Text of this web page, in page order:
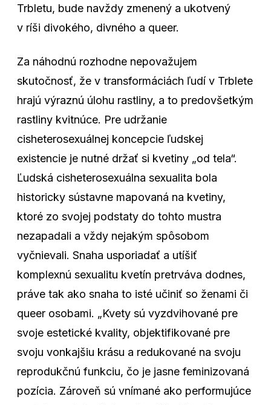
Trbletu, bude navždy zmenený a ukotvený
v ríši divokého, divného a queer.
Za náhodnú rozhodne nepovažujem
skutočnosť, že v transformáciách ľudí v Trblete
hrajú výraznú úlohu rastliny, a to predovšetkým
rastliny kvitnúce. Pre udržanie
cisheterosexuálnej koncepcie ľudskej
existencie je nutné držať si kvetiny „od tela“.
Ľudská cisheterosexuálna sexualita bola
historicky sústavne mapovaná na kvetiny,
ktoré zo svojej podstaty do tohto mustra
nezapadali a vždy nejakým spôsobom
vyčnievali. Snaha usporiadať a utíšiť
komplexnú sexualitu kvetín pretrváva dodnes,
práve tak ako snaha to isté učiniť so ženami či
queer osobami. „Kvety sú vyzdvihované pre
svoje estetické kvality, objektifikované pre
svoju vonkajšiu krásu a redukované na svoju
reprodukčnú funkciu, čo je jasne feminizovaná
pozícia. Zároveň sú vnímané ako performujúce